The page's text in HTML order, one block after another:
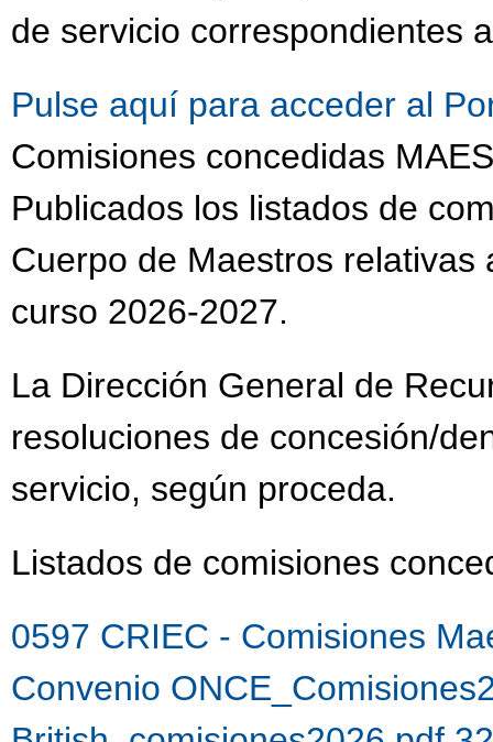
de servicio correspondientes
Pulse aquí para acceder al
Comisiones concedidas
Publicados los listados de
Cuerpo de Maestros
curso 2026-2027.
La Dirección General de
resoluciones de concesión/
servicio, según proceda.
Listados de comisiones
0597 CRIEC - Comisiones
Convenio